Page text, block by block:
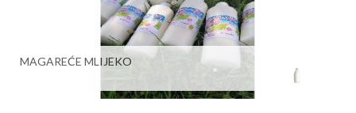
MAGAREĆE MLIJEKO